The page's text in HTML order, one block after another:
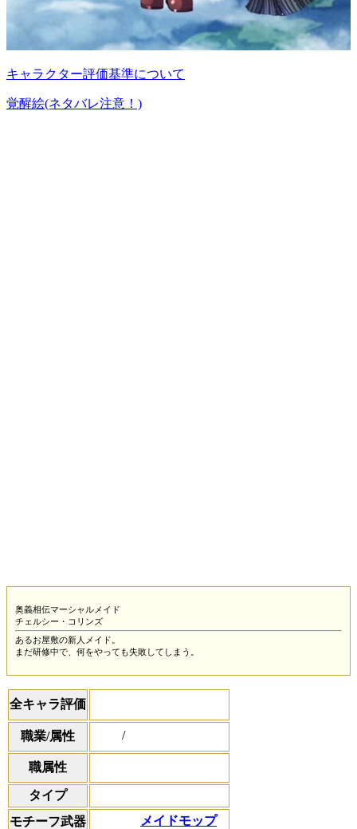
キャラクター評価基準について
覚醒絵(ネタバレ注意！)
奥義相伝マーシャルメイド
チェルシー・コリンズ
あるお屋敷の新人メイド。
まだ研修中で、何をやっても失敗してしまう。
全キャラ評価
職業/属性 /
職属性
タイプ
モチーフ武器
メイドモップ